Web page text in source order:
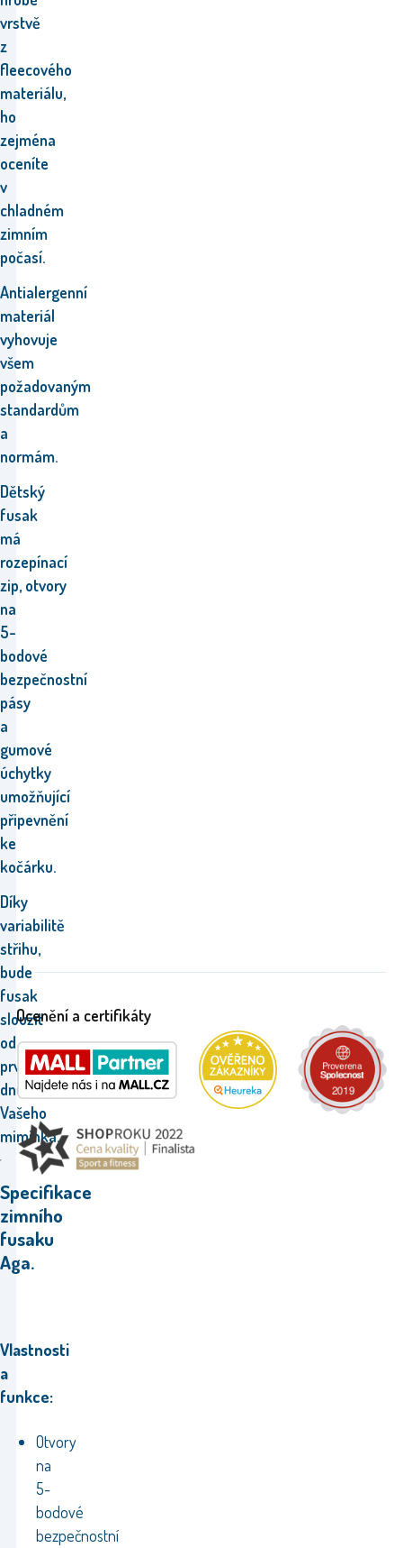
vrstvě
z
fleecového
materiálu,
ho
zejména
oceníte
v
chladném
zimním
počasí.
Antialergenní
materiál
vyhovuje
všem
požadovaným
standardům
a
normám.
Dětský
fusak
má
rozepínací
zip, otvory
na
5-
bodové
bezpečnostní
pásy
a
gumové
úchytky
umožňující
připevnění
ke
kočárku.
Díky
variabilitě
střihu,
bude
fusak
sloužit
od
prvních
dnů
Vašeho
miminka.
Specifikace
zimního
fusaku
Aga.
Vlastnosti
a
funkce:
Otvory
na
5-
bodové
bezpečnostní
Ocenění a certifikáty